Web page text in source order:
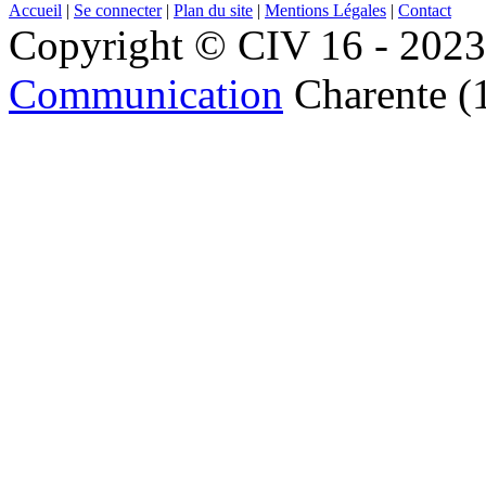
Accueil | Se connecter| Plan du site | Mentions Légales | Contact
Copyright © CIV 16 -
Communication Charente